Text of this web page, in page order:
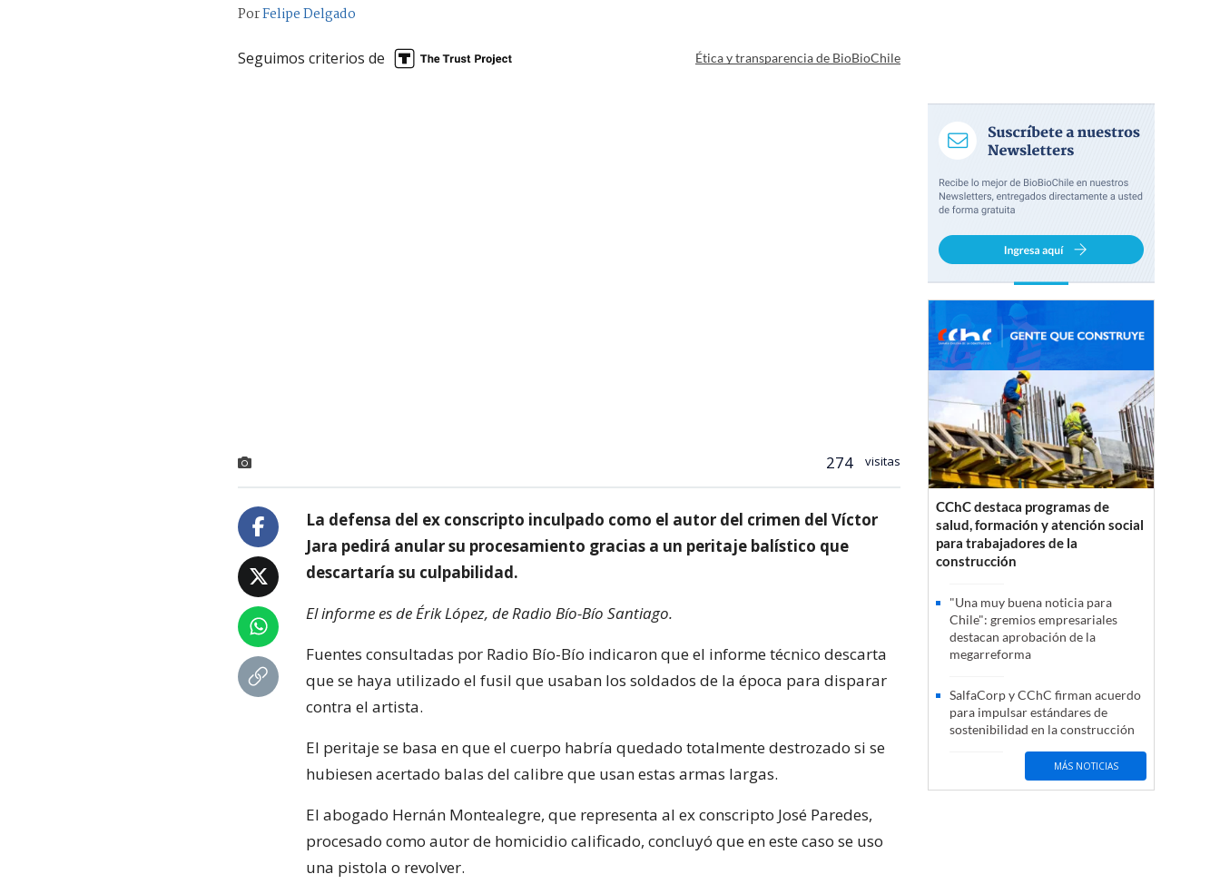
PorFelipe Delgado
Seguimos criterios de Ética y transparencia de BioBioChile
274 visitas
La defensa del ex conscripto inculpado como el autor del crimen del Víctor
Jara pedirá anular su procesamiento gracias a un peritaje balístico que
descartaría su culpabilidad.
El informe es de Érik López, de Radio Bío-Bío Santiago.
Fuentes consultadas por Radio Bío-Bío indicaron que el informe técnico descarta
que se haya utilizado el fusil que usaban los soldados de la época para disparar
contra el artista.
El peritaje se basa en que el cuerpo habría quedado totalmente destrozado si se
hubiesen acertado balas del calibre que usan estas armas largas.
El abogado Hernán Montealegre, que representa al ex conscripto José Paredes,
procesado como autor de homicidio calificado, concluyó que en este caso se uso
una pistola o revolver.
CChC destaca programas de
salud, formación y atención social
para trabajadores de la
construcción
"Una muy buena noticia para
Chile": gremios empresariales
destacan aprobación de la
megarreforma
SalfaCorp y CChC firman acuerdo
para impulsar estándares de
sostenibilidad en la construcción
MÁS NOTICIAS